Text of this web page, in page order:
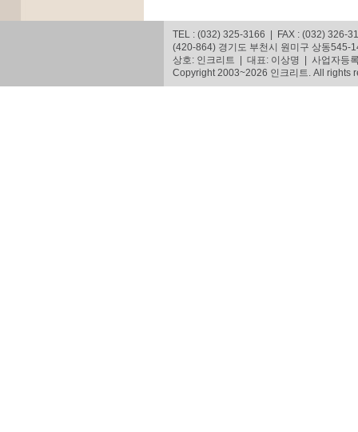
TEL : (032) 325-3166 | FAX : (032) 326-
(420-864) 경기도 부천시 원미구 상동545-
상호: 인크리트 | 대표: 이상명 | 사업자등
Copyright 2003~2026 인크리트. All